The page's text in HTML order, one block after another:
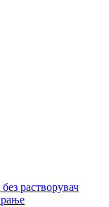
растворувач